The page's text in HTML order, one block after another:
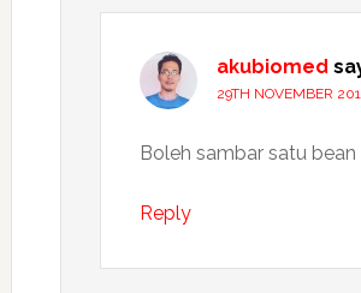
akubiomed
29TH NOVEMBER
Boleh sambar satu bean
Reply